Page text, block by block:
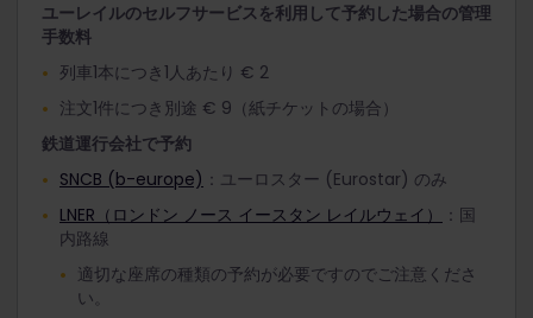
ユーレイルのセルフサービスを利用して予約した場合の管理
手数料
列車1本につき1人あたり € 2
注文1件につき別途 € 9（紙チケットの場合）
鉄道運行会社で予約
SNCB (b-europe) ：ユーロスター (Eurostar) のみ
LNER（ロンドン ノース イースタン レイルウェイ）
：国
内路線
適切な座席の種類の予約が必要ですのでご注意くださ
い。